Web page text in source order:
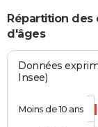
Répartition des
d'âges
Données
Insee)
Moins de 10 ans